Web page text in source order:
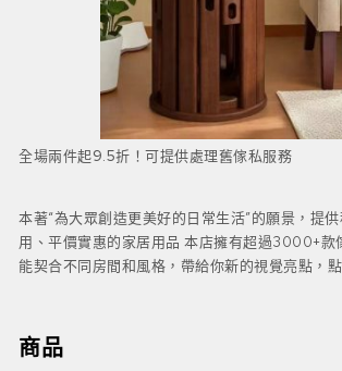
全場兩件起9.5折！可提供處理舊傢私服務
本著“為大眾創造更美好的日常生活”的願景，提
用、平價實惠的家居用品 本店擁有超過3000+款
能契合不同房間和風格，帶給你新的視覺亮點，
商品